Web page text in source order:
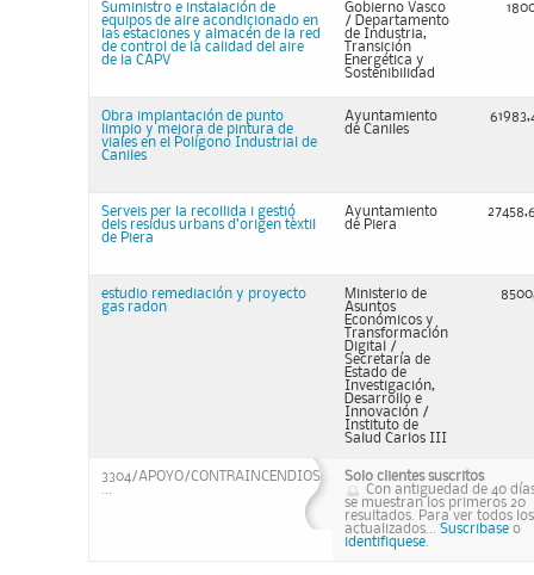
Suministro e instalación de
equipos de aire acondicionado en
las estaciones y almacén de la red
de control de la calidad del aire
de la CAPV
Gobierno Vasco
/ Departamento
de Industria,
Transición
Energética y
Sostenibilidad
Obra implantación de punto
limpio y mejora de pintura de
viales en el Polígono Industrial de
Caniles
Ayuntamiento
de Caniles
Serveis per la recollida i gestió
dels residus urbans d’origen tèxtil
de Piera
Ayuntamiento
de Piera
estudio remediación y proyecto
gas radon
Ministerio de
Asuntos
Económicos y
Transformación
Digital /
Secretaría de
Estado de
Investigación,
Desarrollo e
Innovación /
Instituto de
Salud Carlos III
3304/APOYO/CONTRAINCENDIOS
Solo clientes suscritos
Con antiguedad de 40
se muestran los primeros 20
resultados. Para ver todos los
actualizados... Suscribase o
identifiquese.